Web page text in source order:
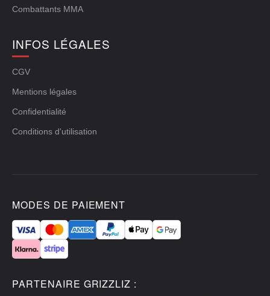
Combattants MMA
INFOS LÉGALES
CGV
Mentions légales
Confidentialité
Conditions d'utilisation
MODES DE PAIEMENT
PARTENAIRE GRIZZLIZ :